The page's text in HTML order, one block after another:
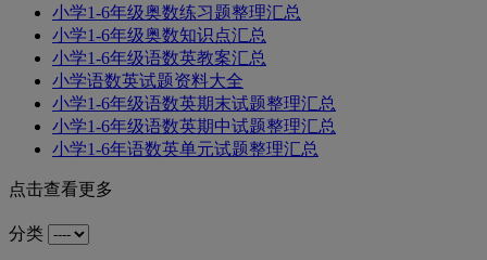
小学1-6年级奥数练习题整理汇总
小学1-6年级奥数知识点汇总
小学1-6年级语数英教案汇总
小学语数英试题资料大全
小学1-6年级语数英期末试题整理汇总
小学1-6年级语数英期中试题整理汇总
小学1-6年语数英单元试题整理汇总
点击查看更多
分类